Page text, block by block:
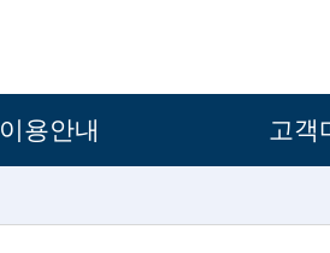
이용안내 고객